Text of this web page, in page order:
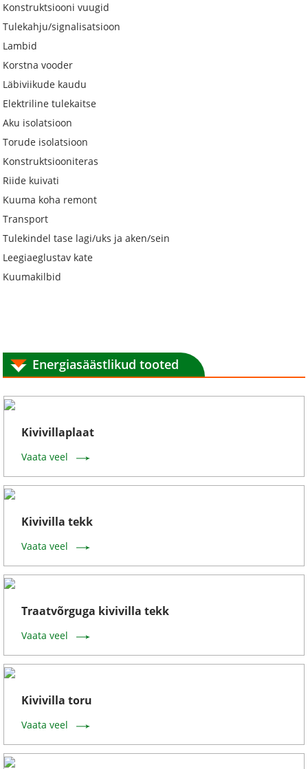
Konstruktsiooni vuugid
Tulekahju/signalisatsioon
Lambid
Korstna vooder
Läbiviikude kaudu
Elektriline tulekaitse
Aku isolatsioon
Torude isolatsioon
Konstruktsiooniteras
Riide kuivati
Kuuma koha remont
Transport
Tulekindel tase lagi/uks ja aken/sein
Leegiaeglustav kate
Kuumakilbid
Energiasäästlikud tooted
Kivivillaplaat
Vaata veel
Kivivilla tekk
Vaata veel
Traatvõrguga kivivilla tekk
Vaata veel
Kivivilla toru
Vaata veel